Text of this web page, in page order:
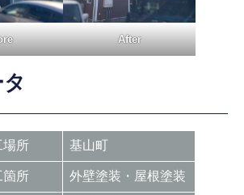
After
場所 基山町
箇所 外壁塗装・屋根塗装